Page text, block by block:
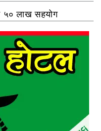
५० लाख सहयोग